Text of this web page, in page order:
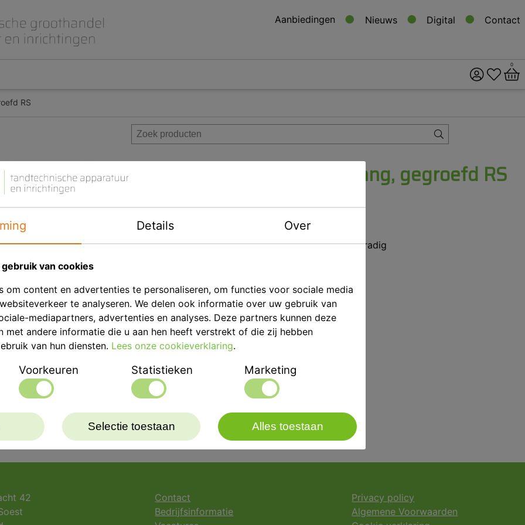
Aanbiedingen Nieuws Digital Contact
Gips en inbedmassa
Implantologie
Meubilair en inrichting
Modelleren en was
Prothese Roterend
0
RS
Carl Martin Platte punttang, gegroefd RS
Product ID
CAR 1325
Voorraad
Niet voorradig
Eenheid
p/st
Merk
Carl Martin
42
Contact
Bedrijfsinformatie
Privacy policy
Algemene Voorwaarden
Details Over
van cookies
om content en advertenties te personaliseren, om functies voor sociale media
te analyseren. We delen ook informatie over uw gebruik van
mediapartners, advertenties en analyses. Deze partners kunnen deze
met andere informatie die u aan hen heeft verstrekt of die zij hebben
van hun diensten. Lees onze cookieverklaring.
Voorkeuren Statistieken Marketing
Selectie toestaan Alles toestaan